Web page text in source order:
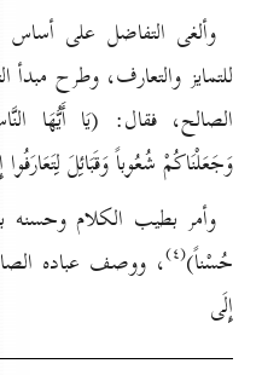
وألغى التفاضل على أساس
للتمايز والتعارف، وطرح
الصالح، فقال: (يَا أَيُّهَا
وَجَعَلْنَاكُمْ شُعُوباً وَقَبَائِلَ
وأمر بطيب الكلام وحسنه
حُسْناً)(٤) ، ووصف عباده
إِلَى